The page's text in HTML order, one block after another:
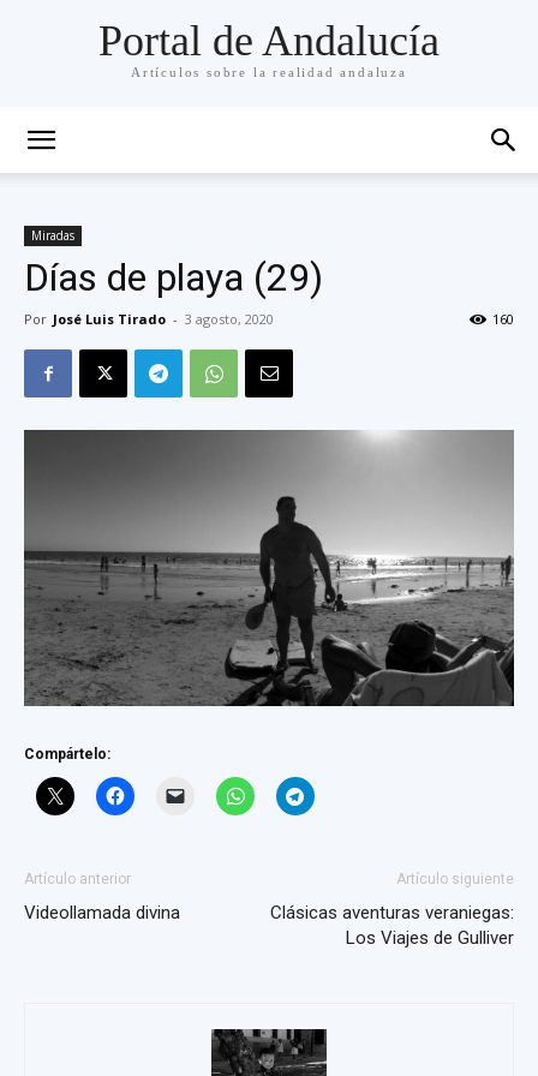
Portal de Andalucía
Artículos sobre la realidad andaluza
Miradas
Días de playa (29)
Por José Luis Tirado - 3 agosto, 2020 160
Compártelo:
Artículo anterior
Videollamada divina
Artículo siguiente
Clásicas aventuras veraniegas:
Los Viajes de Gulliver